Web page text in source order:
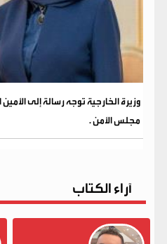
وزيرة الخارجية توجه رسالة إلى
مجلس الأمن .
آراء الكتاب